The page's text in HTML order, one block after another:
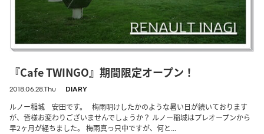
『Cafe TWINGO』期間限定オープン！
2018.06.28.Thu DIARY
ルノー稲城 安田です。 梅雨明けしたかのような暑い日が続いております
が、皆様お変わりございませんでしょうか？ ルノー稲城はプレオープンから
早2ヶ月が経ちました。 梅雨真っ只中ですが、何と...